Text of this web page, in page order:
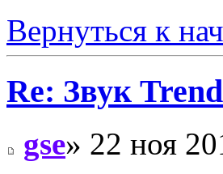
Вернуться к
Re: Звук
gse» 22 ноя